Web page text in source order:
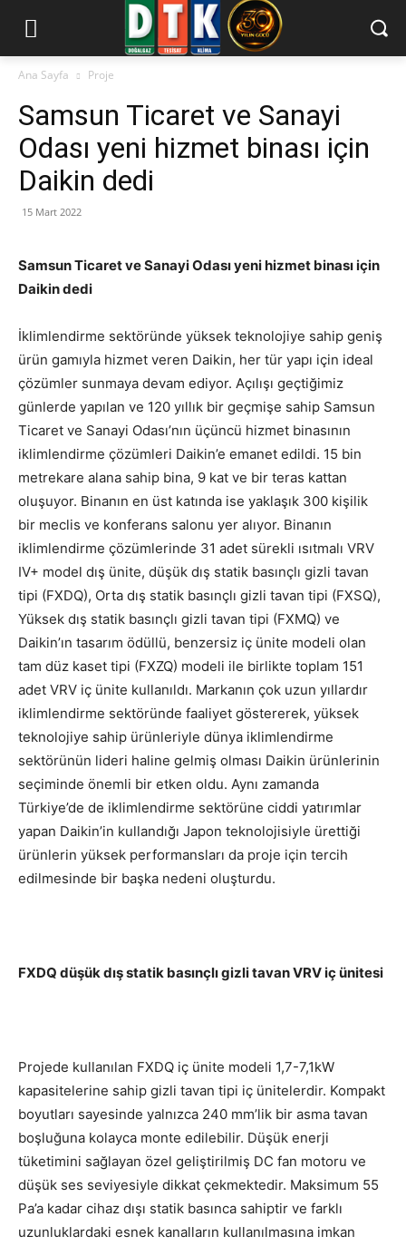
Ana Sayfa Proje
Samsun Ticaret ve Sanayi
Odası yeni hizmet binası için
Daikin dedi
15 Mart 2022
Samsun Ticaret ve Sanayi Odası yeni hizmet binası için
Daikin dedi
İklimlendirme sektöründe yüksek teknolojiye sahip geniş
ürün gamıyla hizmet veren Daikin, her tür yapı için ideal
çözümler sunmaya devam ediyor. Açılışı geçtiğimiz
günlerde yapılan ve 120 yıllık bir geçmişe sahip Samsun
Ticaret ve Sanayi Odası’nın üçüncü hizmet binasının
iklimlendirme çözümleri Daikin’e emanet edildi. 15 bin
metrekare alana sahip bina, 9 kat ve bir teras kattan
oluşuyor. Binanın en üst katında ise yaklaşık 300 kişilik
bir meclis ve konferans salonu yer alıyor. Binanın
iklimlendirme çözümlerinde 31 adet sürekli ısıtmalı VRV
IV+ model dış ünite, düşük dış statik basınçlı gizli tavan
tipi (FXDQ), Orta dış statik basınçlı gizli tavan tipi (FXSQ),
Yüksek dış statik basınçlı gizli tavan tipi (FXMQ) ve
Daikin’ın tasarım ödüllü, benzersiz iç ünite modeli olan
tam düz kaset tipi (FXZQ) modeli ile birlikte toplam 151
adet VRV iç ünite kullanıldı. Markanın çok uzun yıllardır
iklimlendirme sektöründe faaliyet göstererek, yüksek
teknolojiye sahip ürünleriyle dünya iklimlendirme
sektörünün lideri haline gelmiş olması Daikin ürünlerinin
seçiminde önemli bir etken oldu. Aynı zamanda
Türkiye’de de iklimlendirme sektörüne ciddi yatırımlar
yapan Daikin’in kullandığı Japon teknolojisiyle ürettiği
ürünlerin yüksek performansları da proje için tercih
edilmesinde bir başka nedeni oluşturdu.
FXDQ düşük dış statik basınçlı gizli tavan VRV iç ünitesi
Projede kullanılan FXDQ iç ünite modeli 1,7-7,1kW
kapasitelerine sahip gizli tavan tipi iç ünitelerdir. Kompakt
boyutları sayesinde yalnızca 240 mm’lik bir asma tavan
boşluğuna kolayca monte edilebilir. Düşük enerji
tüketimini sağlayan özel geliştirilmiş DC fan motoru ve
düşük ses seviyesiyle dikkat çekmektedir. Maksimum 55
Pa’a kadar cihaz dışı statik basınca sahiptir ve farklı
uzunluklardaki esnek kanalların kullanılmasına imkan